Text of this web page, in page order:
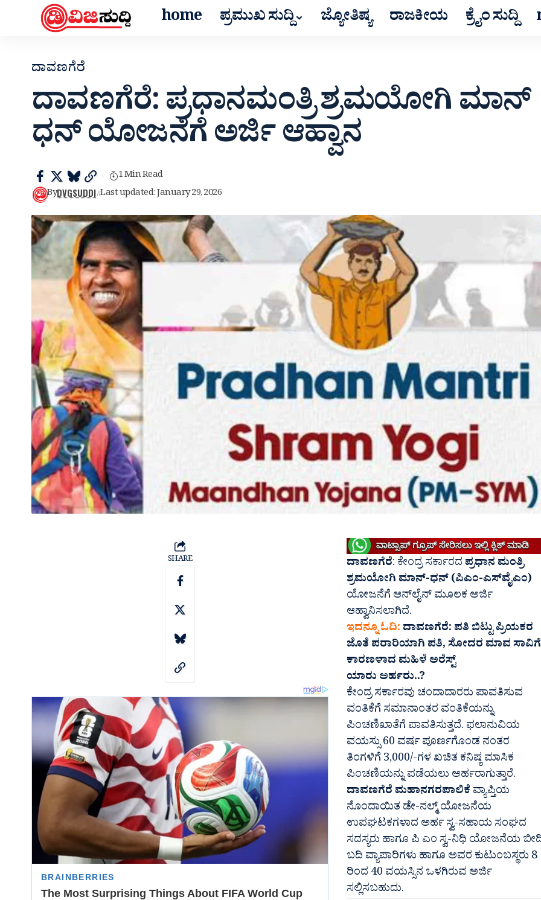
home ಪ್ರಮುಖ ಸುದ್ದಿ ಜ್ಯೋತಿಷ್ಯ ರಾಜಕೀಯ ಕ್ರೈಂ ಸುದ್ದಿ
ದಾವಣಗೆರೆ
ದಾವಣಗೆರೆ: ಪ್ರಧಾನಮಂತ್ರಿ ಶ್ರಮಯೋಗಿ ಮಾನ್
ಧನ್ ಯೋಜನೆಗೆ ಅರ್ಜಿ ಆಹ್ವಾನ
ByDVGSUDDI Last updated: January 29, 2026
1 Min Read
SHARE ದಾವಣಗೆರೆ: ಕೇಂದ್ರ ಸರ್ಕಾರದಪ್ರಧಾನ ಮಂತ್ರಿ
ಶ್ರಮಯೋಗಿ ಮಾನ್-ಧನ್ (ಪಿಎಂ-ಎಸ್‌ವೈಎಂ)
ಯೋಜನೆಗೆ ಆನ್‌ಲೈನ್ ಮೂಲಕ ಅರ್ಜಿ
ಆಹ್ವಾನಿಸಲಾಗಿದೆ.
ಇದನ್ನೂ ಓದಿ: ದಾವಣಗೆರೆ: ಪತಿ ಬಿಟ್ಟು ಪ್ರಿಯಕರ
ಜೊತೆ ಪರಾರಿಯಾಗಿ ಪತಿ, ಸೋದರ ಮಾವ ಸಾವಿಗೆ
ಕಾರಣಳಾದ ಮಹಿಳೆ ಅರೆಸ್ಟ್
ಯಾರು ಅರ್ಹರು..?
ಕೇಂದ್ರ ಸರ್ಕಾರವು ಚಂದಾದಾರರು ಪಾವತಿಸುವ
ವಂತಿಕೆಗೆ ಸಮಾನಾಂತರ ವಂತಿಕೆಯನ್ನು
ಪಿಂಚಣಿಖಾತೆಗೆ ಪಾವತಿಸುತ್ತದೆ. ಫಲಾನುವಿಯ
ವಯಸ್ಸು 60 ವರ್ಷ ಪೂರ್ಣಗೊಂಡ ನಂತರ
ತಿಂಗಳಿಗೆ 3,000/-ಗಳ ಖಚಿತ ಕನಿಷ್ಠ ಮಾಸಿಕ
ಪಿಂಚಣಿಯನ್ನು ಪಡೆಯಲು ಅರ್ಹರಾಗುತ್ತಾರೆ.
ದಾವಣಗೆರೆ ಮಹಾನಗರಪಾಲಿಕೆ ವ್ಯಾಪ್ತಿಯ
ನೊಂದಾಯಿತ ಡೇ-ನಲ್ಮ್ ಯೋಜನೆಯ
ಉಪಘಟಕಗಳಾದ ಅರ್ಹ ಸ್ವ-ಸಹಾಯ ಸಂಘದ
ಸದಸ್ಯರು ಹಾಗೂ ಪಿ ಎಂ ಸ್ವ-ನಿಧಿ ಯೋಜನೆಯ
ಬದಿ ವ್ಯಾಪಾರಿಗಳು ಹಾಗೂ ಅವರ ಕುಟುಂಬಸ್ಥರು 8
ರಿಂದ 40 ವಯಸ್ಸಿನ ಒಳಗಿರುವ ಅರ್ಜಿ
ಸಲ್ಲಿಸಬಹುದು.